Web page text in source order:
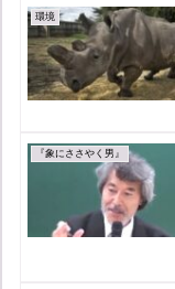
環境
『象にささやく男』